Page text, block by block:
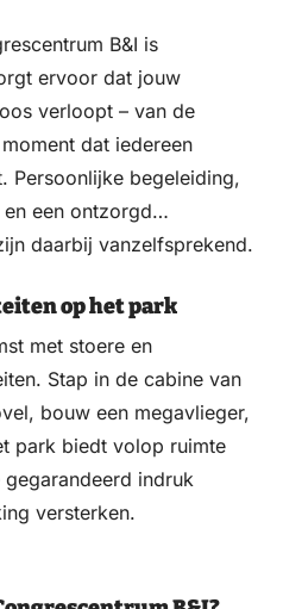
B&I is
ervoor dat jouw
verloopt – van de
dat iedereen
Persoonlijke begeleiding,
een ontzorgd
daarbij vanzelfsprekend.
op het park
met stoere en
Stap in de cabine van
bouw een megavlieger,
park biedt volop ruimte
indruk
versterken.